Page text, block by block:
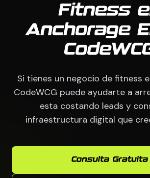
Fitness
Anchorage
Si tienes un negocio de fitness
CodeWCG puede ayudarte a
esta costando leads y
infraestructura digital que
Consulta Gratuita